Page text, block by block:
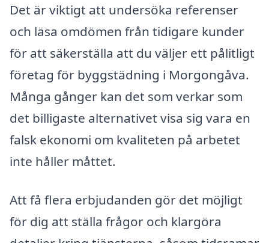
Det är viktigt att undersöka referenser
och läsa omdömen från tidigare kunder
för att säkerställa att du väljer ett pålitligt
företag för byggstädning i Morgongåva.
Många gånger kan det som verkar som
det billigaste alternativet visa sig vara en
falsk ekonomi om kvaliteten på arbetet
inte håller måttet.
Att få flera erbjudanden gör det möjligt
för dig att ställa frågor och klargöra